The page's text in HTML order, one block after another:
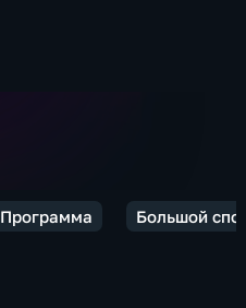
Программа Большой